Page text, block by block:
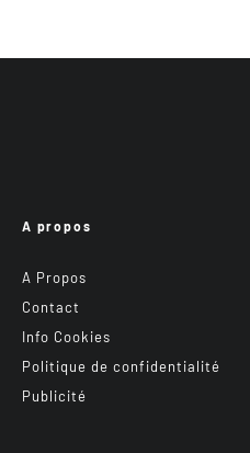
A propos
A Propos
Contact
Info Cookies
Politique de confidentialité
Publicité